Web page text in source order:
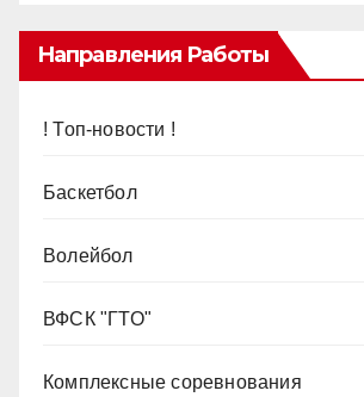
Направления Работы
! Топ-новости !
Баскетбол
Волейбол
ВФСК "ГТО"
Комплексные соревнования